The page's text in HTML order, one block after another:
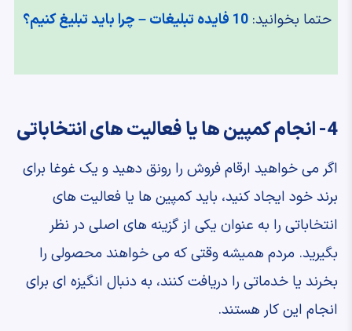
حتما بخوانید: 10 فایده تبلیغات – چرا باید تبلیغ کنیم؟
4- انجام کمپین ها یا فعالیت های انتخاباتی
اگر می خواهید ارقام فروش را رونق دهید و یک غوغا برای
برند خود ایجاد کنید، باید کمپین ها یا فعالیت های
انتخاباتی را به عنوان یکی از گزینه های اصلی در نظر
بگیرید. مردم همیشه وقتی که می خواهند محصولی را
بخرند یا خدماتی را دریافت کنند، به دنبال انگیزه ای برای
انجام این کار هستند.